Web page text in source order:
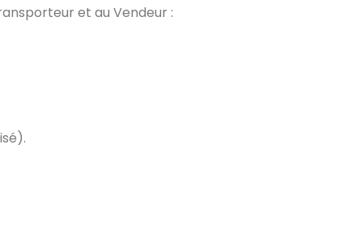
et au Vendeur :